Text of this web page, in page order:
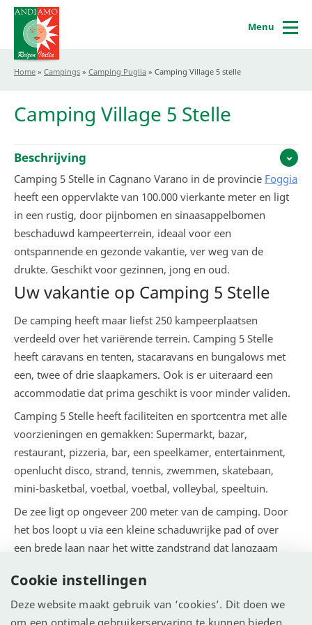
Menu
Home » Campings » Camping Puglia » Camping Village 5 stelle
Camping Village 5 Stelle
Beschrijving
Camping 5 Stelle in Cagnano Varano in de provincie Foggia
heeft een oppervlakte van 100.000 vierkante meter en ligt
in een rustig, door pijnbomen en sinaasappelbomen
beschaduwd kampeerterrein, ideaal voor een
ontspannende en gezonde vakantie, ver weg van de
drukte. Geschikt voor gezinnen, jong en oud.
Uw vakantie op Camping 5 Stelle
De camping heeft maar liefst 250 kampeerplaatsen
verdeeld over het variërende terrein. Camping 5 Stelle
heeft caravans en tenten, stacaravans en bungalows met
een, twee of drie slaapkamers. Ook is er uiteraard een
accommodatie dat prima geschikt is voor minder validen.
Camping 5 Stelle heeft faciliteiten en sportcentra met alle
voorzieningen en gemakken: Supermarkt, bazar,
restaurant, pizzeria, bar, een speelkamer, entertainment,
openlucht disco, strand, tennis, zwemmen, skatebaan,
mini-basketbal, voetbal, voetbal, volleybal, speeltuin.
De zee ligt op ongeveer 200 meter van de camping. Door
het bos loopt u via een kleine schaduwrijke pad of over
een brede laan naar het witte zandstrand dat langzaam
afstand bevindt zich een fietsverhuur, voor een leuke
fietsroute.
Cookie instellingen
Deze website maakt gebruik van ‘cookies’. Dit doen we
om een optimale gebruikerservaring te kunnen bieden.